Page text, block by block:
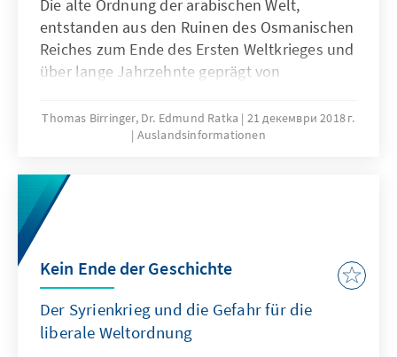
Die alte Ordnung der arabischen Welt,
entstanden aus den Ruinen des Osmanischen
Reiches zum Ende des Ersten Weltkrieges und
über lange Jahrzehnte geprägt von
haben Staatszerfall und autoritäre
Restauration, konfessionelle Radikalisierung
„Arabischen Frühling“ aufkeimenden
Hoffnungen auf Freiheit und wirkliche
Teilhabe verdrängt. Haben liberale Kräfte
Thomas Birringer, Dr. Edmund Ratka
21 декември 2018 г.
Auslandsinformationen
Kein Ende der Geschichte
Der Syrienkrieg und die Gefahr für die
liberale Weltordnung